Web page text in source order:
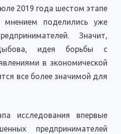
2019 года шестом этапе
мнением поделились уже
Значит,
идея борьбы с
в экономической
все более значимой для
исследования впервые
предпринимателей